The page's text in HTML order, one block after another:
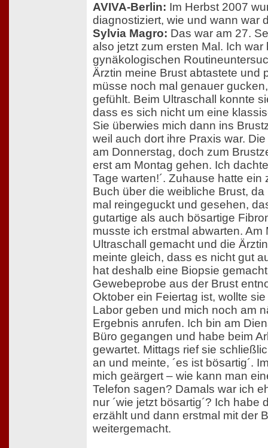
AVIVA-Berlin: Im Herbst 2007
diagnostiziert, wie und wann war
Sylvia Magro: Das war am 27.
also jetzt zum ersten Mal. Ich war
gynäkologischen
Ärztin meine Brust abtastete und
müsse noch mal genauer
gefühlt. Beim Ultraschall konnte
dass es sich nicht um eine
Sie überwies mich dann ins
weil auch dort ihre Praxis war.
am Donnerstag, doch zum
erst am Montag gehen. Ich
Tage warten!´. Zuhause hatte
Buch über die weibliche Brust,
mal reingeguckt und gesehen,
gutartige als auch bösartige
musste ich erstmal abwarten. Am
Ultraschall gemacht und die
meinte gleich, dass es nicht gut
hat deshalb eine Biopsie
Gewebeprobe aus der Brust
Oktober ein Feiertag ist, wollte
Labor geben und mich noch am
Ergebnis anrufen. Ich bin am
Büro gegangen und habe beim
gewartet. Mittags rief sie
an und meinte, ´es ist bösartig´.
mich geärgert – wie kann man
Telefon sagen? Damals war ich
nur ´wie jetzt bösartig´? Ich habe
erzählt und dann erstmal mit der
weitergemacht.